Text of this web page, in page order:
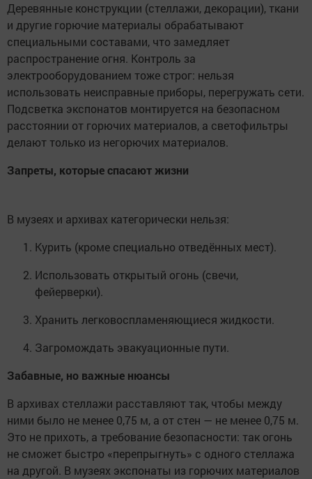
Деревянные конструкции (стеллажи, декорации), ткани
и другие горючие материалы обрабатывают
специальными составами, что замедляет
распространение огня. Контроль за
электрооборудованием тоже строг: нельзя
использовать неисправные приборы, перегружать сети.
Подсветка экспонатов монтируется на безопасном
расстоянии от горючих материалов, а светофильтры
делают только из негорючих материалов.
Запреты, которые спасают жизни
В музеях и архивах категорически нельзя:
Курить (кроме специально отведённых мест).
Использовать открытый огонь (свечи,
фейерверки).
Хранить легковоспламеняющиеся жидкости.
Загромождать эвакуационные пути.
Забавные, но важные нюансы
В архивах стеллажи расставляют так, чтобы между
ними было не менее 0,75 м, а от стен — не менее 0,75 м.
Это не прихоть, а требование безопасности: так огонь
не сможет быстро «перепрыгнуть» с одного стеллажа
на другой. В музеях экспонаты из горючих материалов